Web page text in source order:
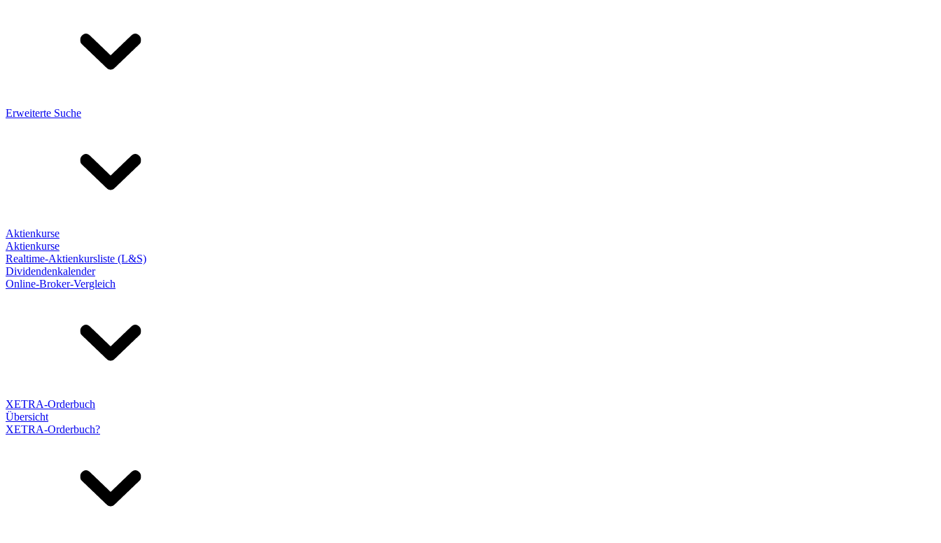
Erweiterte Suche
Aktienkurse
Aktienkurse
Realtime-Aktienkursliste (L&S)
Dividendenkalender
Online-Broker-Vergleich
XETRA-Orderbuch
Übersicht
XETRA-Orderbuch?